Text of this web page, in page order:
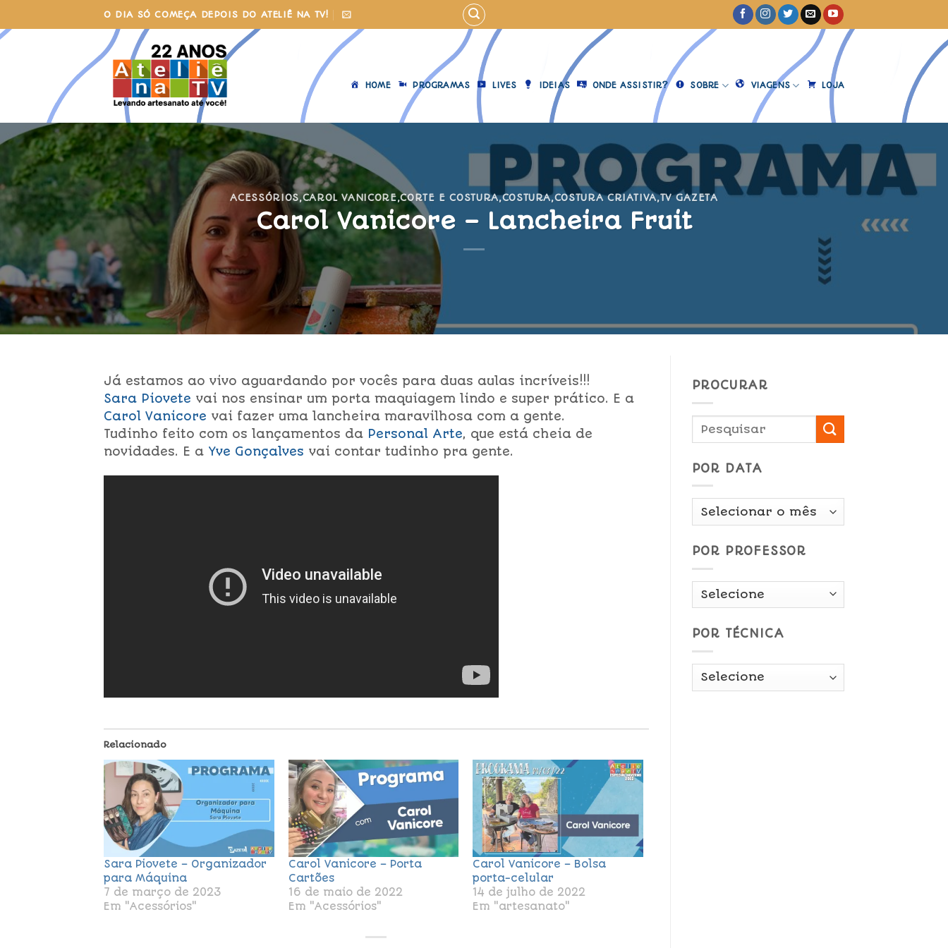
to
content
O DIA SÓ COMEÇA DEPOIS DO ATELIÊ NA TV!
HOME PROGRAMAS LIVES IDEIAS ONDE ASSISTIR? SOBRE VIAGENS LOJA
ACESSÓRIOS,CAROL VANICORE,CORTE E COSTURA,COSTURA,COSTURA CRIATIVA,TV GAZETA
Carol Vanicore – Lancheira Fruit
Já estamos ao vivo aguardando por vocês para duas aulas incríveis!!!
Sara Piovete vai nos ensinar um porta maquiagem lindo e super prático. E a
Carol Vanicore vai fazer uma lancheira maravilhosa com a gente.
Tudinho feito com os lançamentos da Personal Arte, que está cheia de
novidades. E a Yve Gonçalves vai contar tudinho pra gente.
Relacionado
Sara Piovete – Organizador
para Máquina
7 de março de 2023
Em "Acessórios"
Carol Vanicore – Porta
Cartões
16 de maio de 2022
Em "Acessórios"
Carol Vanicore – Bolsa
porta-celular
14 de julho de 2022
Em "artesanato"
PROCURAR
POR DATA
Por
POR PROFESSOR
POR TÉCNICA